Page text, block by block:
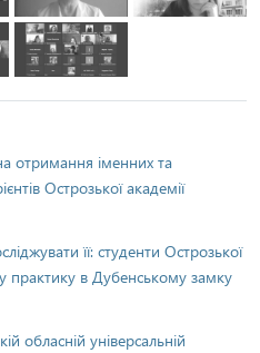
отримання іменних та
Острозької академії
її: студенти Острозької
практику в Дубенському замку
обласній універсальній